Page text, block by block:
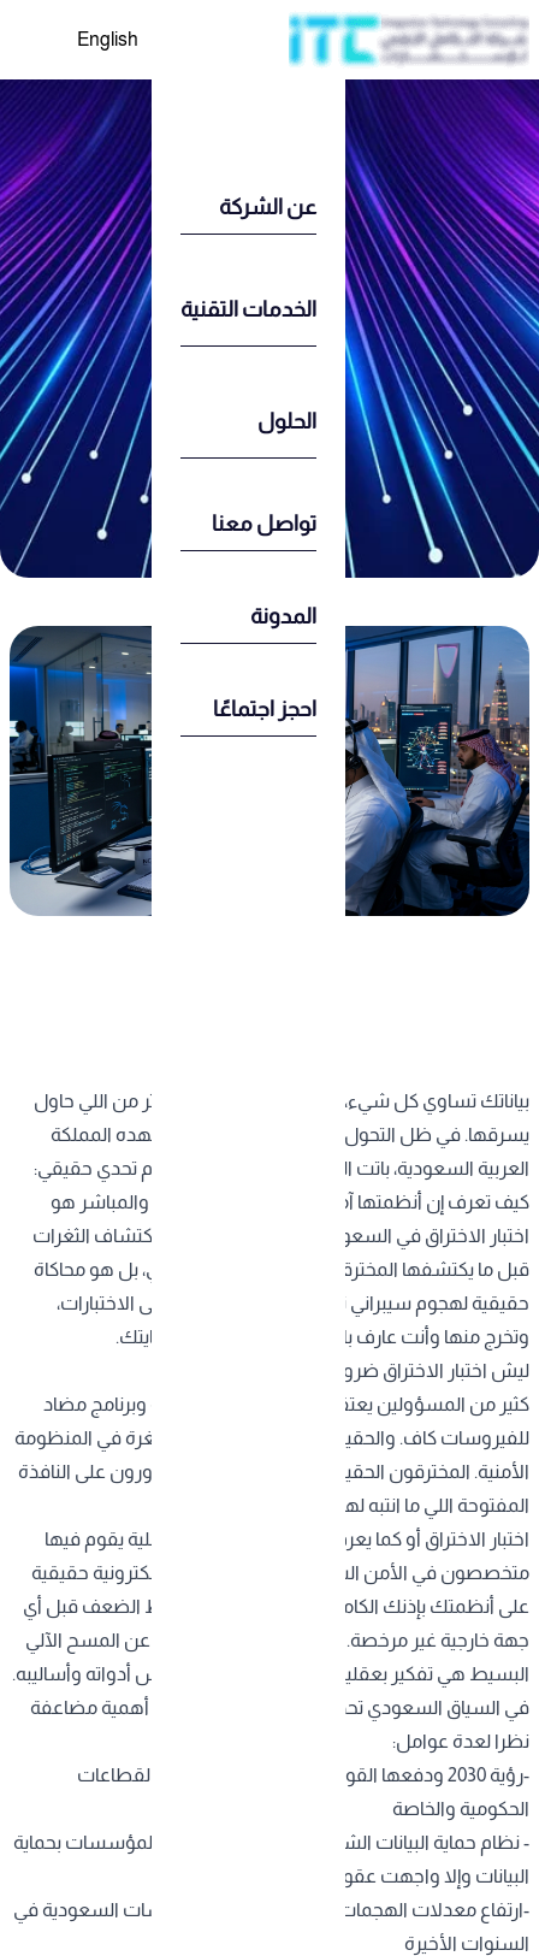
English
عن الشركة
الخدمات التقنية
الحلول
تواصل معنا
المدونة
احجز اجتماعًا
بياناتك تساوي كل شيء، وما في أحد يعرف هذا أكثر من اللي حاول
يسرقها. في ظل التحول الرقمي المتسارع اللي تشهده المملكة
العربية السعودية، باتت المؤسسات والشركات أمام تحدي حقيقي:
كيف تعرف إن أنظمتها آمنة فعلا؟ الجواب البسيط والمباشر هو
اختبار الاختراق في السعودية
الأداة الأكثر فعالية لاكتشاف الثغرات
قبل ما يكتشفها المخترقون. مو بس فحص روتيني، بل هو محاكاة
حقيقية لهجوم سيبراني تخضع فيه أنظمتك لأقسى الاختبارات،
وتخرج منها وأنت عارف بالضبط وين تحتاج تعزز حمايتك.
ليش اختبار الاختراق ضرورة ؟
كثير من المسؤولين يعتقدون إن وجود جدار حماية وبرنامج مضاد
للفيروسات كاف. والحقيقة؟ هذا التفكير هو أول ثغرة في المنظومة
الأمنية. المخترقون الحقيقيين ما يطرقون الباب، يدورون على النافذة
المفتوحة اللي ما انتبه لها أحد.
اختبار الاختراق
أو كما يعرف دوليا بpentestهو عملية يقوم فيها
متخصصون في الأمن السيبراني بمحاكاة هجمات إلكترونية حقيقية
على أنظمتك بإذنك الكامل، والهدف هو إيجاد نقاط الضعف قبل أي
جهة خارجية غير مرخصة. هذه العملية تختلف جذريا عن المسح الآلي
البسيط هي تفكير بعقلية المهاجم، واستخدام نفس أدواته وأساليبه.
في السياق السعودي تحديدا، تكتسب هذه الخدمة أهمية مضاعفة
نظرا لعدة عوامل:
-رؤية 2030 ودفعها القوي نحو التحول الرقمي في القطاعات
الحكومية والخاصة
- نظام حماية البيانات الشخصية (PDPL) الذي يلزم المؤسسات بحماية
البيانات وإلا واجهت عقوبات
-ارتفاع معدلات الهجمات الإلكترونية على المؤسسات السعودية في
السنوات الأخيرة